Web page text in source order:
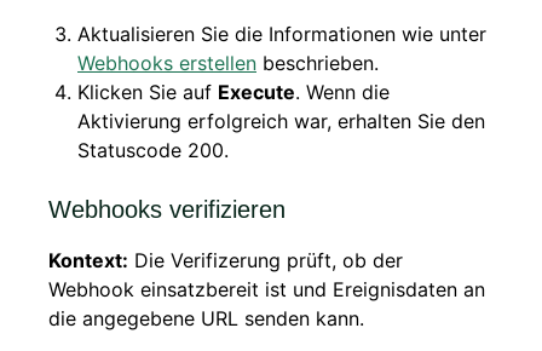
Aktualisieren Sie die Informationen wie unter
Webhooks erstellen beschrieben.
Klicken Sie auf Execute. Wenn die
Aktivierung erfolgreich war, erhalten Sie den
Statuscode 200.
Webhooks verifizieren
Kontext: Die Verifizerung prüft, ob der
Webhook einsatzbereit ist und Ereignisdaten an
die angegebene URL senden kann.